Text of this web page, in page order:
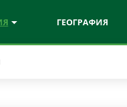
ГЕОГРАФИЯ